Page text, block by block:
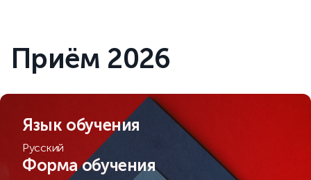
Приём 2026
Язык обучения
Русский
Форма обучения